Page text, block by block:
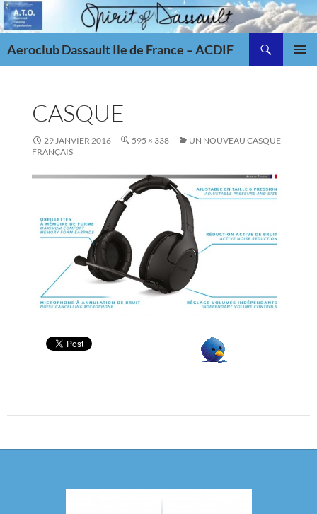
Aller
au
Aeroclub Dassault Ile de France – ACDIF
CASQUE
29 JANVIER 2016 595 × 338
UN NOUVEAU CASQUE
FRANÇAIS